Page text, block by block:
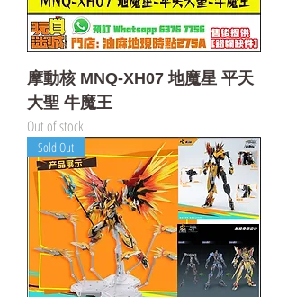
摩動核 MNQ-XH07 地魔星 平天
大聖 牛魔王
Out of stock
Sold Out